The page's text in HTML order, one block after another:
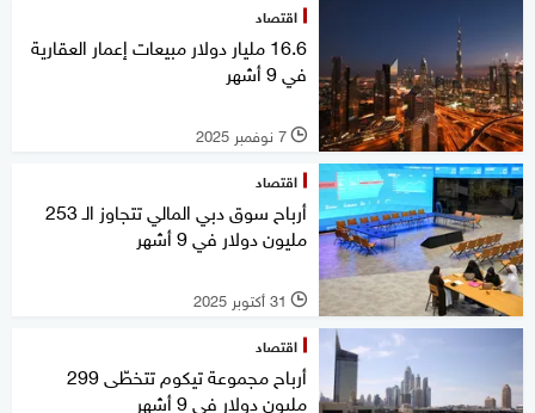
اقتصاد
16.6 مليار دولار مبيعات إعمار العقارية
في 9 أشهر
l 7 نوفمبر 2025
اقتصاد
أرباح سوق دبي المالي تتجاوز الـ 253
مليون دولار في 9 أشهر
l 31 أكتوبر 2025
اقتصاد
أرباح مجموعة تيكوم تتخطّى 299
مليون دولار في 9 أشهر